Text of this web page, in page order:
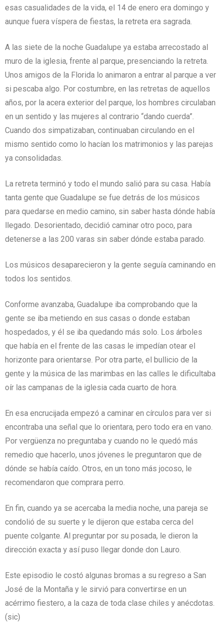
esas casualidades de la vida, el 14 de enero era domingo y
aunque fuera víspera de fiestas, la retreta era sagrada.
A las siete de la noche Guadalupe ya estaba arrecostado al
muro de la iglesia, frente al parque, presenciando la retreta.
Unos amigos de la Florida lo animaron a entrar al parque a ver
si pescaba algo. Por costumbre, en las retretas de aquellos
años, por la acera exterior del parque, los hombres circulaban
en un sentido y las mujeres al contrario “dando cuerda”.
Cuando dos simpatizaban, continuaban circulando en el
mismo sentido como lo hacían los matrimonios y las parejas
ya consolidadas.
La retreta terminó y todo el mundo salió para su casa. Había
tanta gente que Guadalupe se fue detrás de los músicos
para quedarse en medio camino, sin saber hasta dónde había
llegado. Desorientado, decidió caminar otro poco, para
detenerse a las 200 varas sin saber dónde estaba parado.
Los músicos desaparecieron y la gente seguía caminando en
todos los sentidos.
Conforme avanzaba, Guadalupe iba comprobando que la
gente se iba metiendo en sus casas o donde estaban
hospedados, y él se iba quedando más solo. Los árboles
que había en el frente de las casas le impedían otear el
horizonte para orientarse. Por otra parte, el bullicio de la
gente y la música de las marimbas en las calles le dificultaba
oír las campanas de la iglesia cada cuarto de hora.
En esa encrucijada empezó a caminar en círculos para ver si
encontraba una señal que lo orientara, pero todo era en vano.
Por vergüenza no preguntaba y cuando no le quedó más
remedio que hacerlo, unos jóvenes le preguntaron que de
dónde se había caído. Otros, en un tono más jocoso, le
recomendaron que comprara perro.
En fin, cuando ya se acercaba la media noche, una pareja se
condolió de su suerte y le dijeron que estaba cerca del
puente colgante. Al preguntar por su posada, le dieron la
dirección exacta y así puso llegar donde don Lauro.
Este episodio le costó algunas bromas a su regreso a San
José de la Montaña y le sirvió para convertirse en un
acérrimo fiestero, a la caza de toda clase chiles y anécdotas.
(sic)